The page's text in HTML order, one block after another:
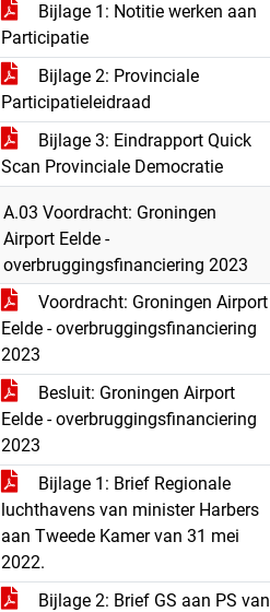
Bijlage 1: Notitie werken aan
Participatie
Bijlage 2: Provinciale
Participatieleidraad
Bijlage 3: Eindrapport Quick
Scan Provinciale Democratie
A.03 Voordracht: Groningen
Airport Eelde -
overbruggingsfinanciering 2023
Voordracht: Groningen Airport
Eelde - overbruggingsfinanciering
2023
Besluit: Groningen Airport
Eelde - overbruggingsfinanciering
2023
Bijlage 1: Brief Regionale
luchthavens van minister Harbers
aan Tweede Kamer van 31 mei
2022.
Bijlage 2: Brief GS aan PS van